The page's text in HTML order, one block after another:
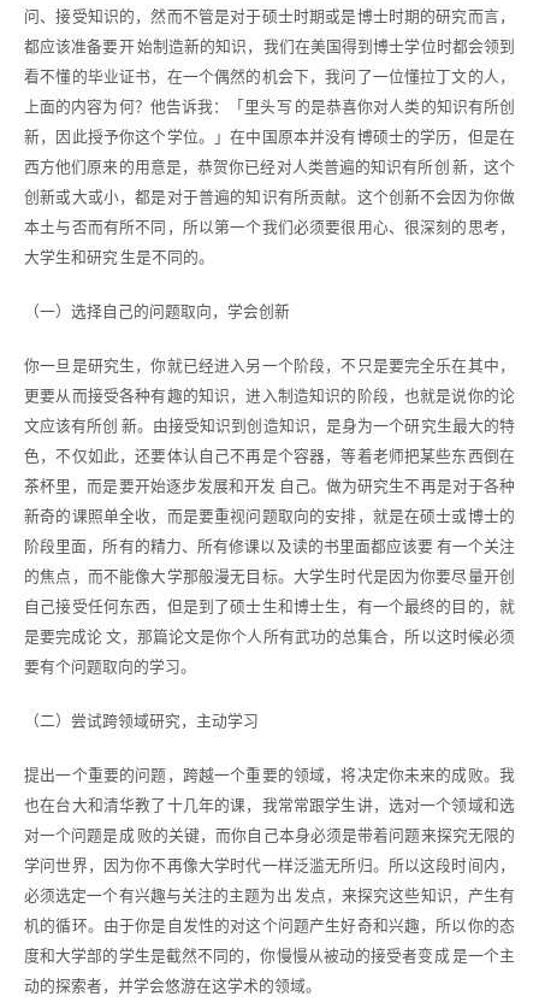
问、接受知识的，然而不管是对于硕士时期或是博士时期的研究而言，
都应该准备要开 始制造新的知识，我们在美国得到博士学位时都会领到
看不懂的毕业证书，在一个偶然的机会下，我问了一位懂拉丁文的人，
上面的内容为何？他告诉我：「里头写 的是恭喜你对人类的知识有所创
新，因此授予你这个学位。」在中国原本并没有博硕士的学历，但是在
西方他们原来的用意是，恭贺你已经对人类普遍的知识有所创 新，这个
创新或大或小，都是对于普遍的知识有所贡献。这个创新不会因为你做
本土与否而有所不同，所以第一个我们必须要很用心、很深刻的思考，
大学生和研究 生是不同的。
（一）选择自己的问题取向，学会创新
你一旦是研究生，你就已经进入另一个阶段，不只是要完全乐在其中，
更要从而接受各种有趣的知识，进入制造知识的阶段，也就是说你的论
文应该有所创 新。由接受知识到创造知识，是身为一个研究生最大的特
色，不仅如此，还要体认自己不再是个容器，等着老师把某些东西倒在
茶杯里，而是要开始逐步发展和开发 自己。做为研究生不再是对于各种
新奇的课照单全收，而是要重视问题取向的安排，就是在硕士或博士的
阶段里面，所有的精力、所有修课以及读的书里面都应该要 有一个关注
的焦点，而不能像大学那般漫无目标。大学生时代是因为你要尽量开创
自己接受任何东西，但是到了硕士生和博士生，有一个最终的目的，就
是要完成论 文，那篇论文是你个人所有武功的总集合，所以这时候必须
要有个问题取向的学习。
（二）尝试跨领域研究，主动学习
提出一个重要的问题，跨越一个重要的领域，将决定你未来的成败。我
也在台大和清华教了十几年的课，我常常跟学生讲，选对一个领域和选
对一个问题是成 败的关键，而你自己本身必须是带着问题来探究无限的
学问世界，因为你不再像大学时代一样泛滥无所归。所以这段时间内，
必须选定一个有兴趣与关注的主题为出 发点，来探究这些知识，产生有
机的循环。由于你是自发性的对这个问题产生好奇和兴趣，所以你的态
度和大学部的学生是截然不同的，你慢慢从被动的接受者变成 是一个主
动的探索者，并学会悠游在这学术的领域。